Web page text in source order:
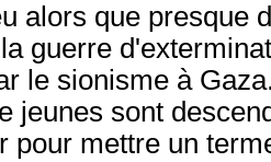
alors que presque
guerre
le sionisme à
jeunes sont
pour mettre un